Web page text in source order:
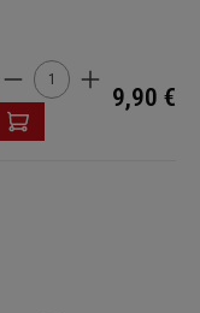
Quantité de
9,90 €